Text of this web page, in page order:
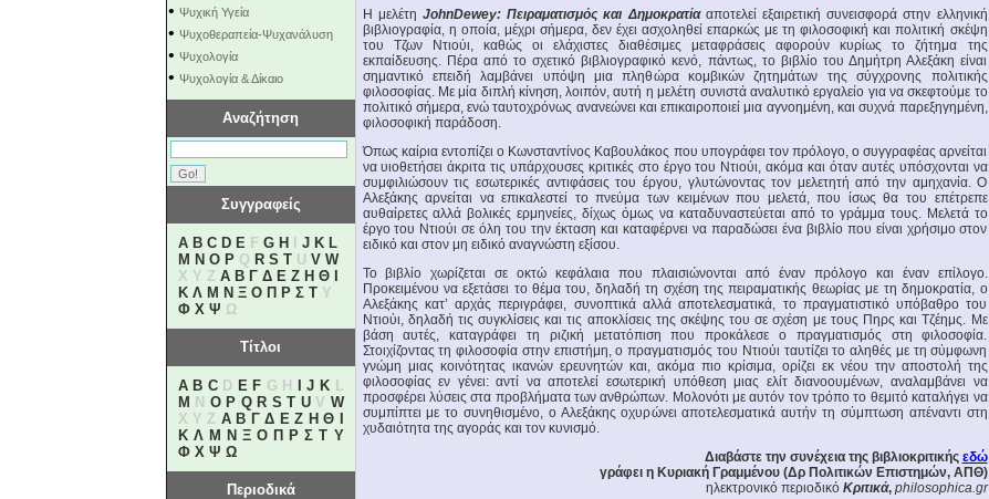
• Ψυχική Υγεία
• Ψυχοθεραπεία-Ψυχανάλυση
• Ψυχολογία
• Ψυχολογία & Δίκαιο
Αναζήτηση
Συγγραφείς
A B C D EF G H J K L
M N O PQ R S TU V W
X Y Z Α Β Γ Δ Ε Ζ Η Θ
Κ Λ Μ Ν Ξ Ο Π Ρ Σ ΤΥ
Φ Χ Ψ Ω
Τίτλοι
A B CD E F G H J KL
M N O P Q R S T UV W
X Y Z Α Β Γ Δ Ε Ζ Η Θ
Κ Λ Μ Ν Ξ Ο Π Ρ Σ Τ Υ
Φ Χ Ψ Ω
Περιοδικά
Η μελέτη JohnDewey: Πειραματισμός και Δημοκρατίααποτελεί εξαιρετική συνεισφορά στην ελληνική
βιβλιογραφία, η οποία, μέχρι σήμερα, δεν έχει ασχοληθεί επαρκώς με τη φιλοσοφική και πολιτική σκέψη
του Τζων Ντιούι, καθώς οι ελάχιστες διαθέσιμες μεταφράσεις αφορούν κυρίως το ζήτημα της
εκπαίδευσης. Πέρα από το σχετικό βιβλιογραφικό κενό, πάντως, το βιβλίο του Δημήτρη Αλεξάκη είναι
σημαντικό επειδή λαμβάνει υπόψη μια πληθώρα κομβικών ζητημάτων της σύγχρονης πολιτικής
φιλοσοφίας. Με μία διπλή κίνηση, λοιπόν, αυτή η μελέτη συνιστά αναλυτικό εργαλείο για να σκεφτούμε το
πολιτικό σήμερα, ενώ ταυτοχρόνως ανανεώνει και επικαιροποιεί μια αγνοημένη, και συχνά παρεξηγημένη,
φιλοσοφική παράδοση.
Όπως καίρια εντοπίζει ο Κωνσταντίνος Καβουλάκος που υπογράφει τον πρόλογο, ο συγγραφέας αρνείται
να υιοθετήσει άκριτα τις υπάρχουσες κριτικές στο έργο του Ντιούι, ακόμα και όταν αυτές υπόσχονται να
συμφιλιώσουν τις εσωτερικές αντιφάσεις του έργου, γλυτώνοντας τον μελετητή από την αμηχανία. Ο
Αλεξάκης αρνείται να επικαλεστεί το πνεύμα των κειμένων που μελετά, που ίσως θα του επέτρεπε
αυθαίρετες αλλά βολικές ερμηνείες, δίχως όμως να καταδυναστεύεται από το γράμμα τους. Μελετά το
έργο του Ντιούι σε όλη του την έκταση και καταφέρνει να παραδώσει ένα βιβλίο που είναι χρήσιμο στον
ειδικό και στον μη ειδικό αναγνώστη εξίσου.
Το βιβλίο χωρίζεται σε οκτώ κεφάλαια που πλαισιώνονται από έναν πρόλογο και έναν επίλογο.
Προκειμένου να εξετάσει το θέμα του, δηλαδή τη σχέση της πειραματικής θεωρίας με τη δημοκρατία, ο
Αλεξάκης κατ’ αρχάς περιγράφει, συνοπτικά αλλά αποτελεσματικά, το πραγματιστικό υπόβαθρο του
Ντιούι, δηλαδή τις συγκλίσεις και τις αποκλίσεις της σκέψης του σε σχέση με τους Πηρς και Τζέημς. Με
βάση αυτές, καταγράφει τη ριζική μετατόπιση που προκάλεσε ο πραγματισμός στη φιλοσοφία.
Στοιχίζοντας τη φιλοσοφία στην επιστήμη, ο πραγματισμός του Ντιούι ταυτίζει το αληθές με τη σύμφωνη
γνώμη μιας κοινότητας ικανών ερευνητών και, ακόμα πιο κρίσιμα, ορίζει εκ νέου την αποστολή της
φιλοσοφίας εν γένει: αντί να αποτελεί εσωτερική υπόθεση μιας ελίτ διανοουμένων, αναλαμβάνει να
προσφέρει λύσεις στα προβλήματα των ανθρώπων. Μολονότι με αυτόν τον τρόπο το θεμιτό καταλήγει να
συμπίπτει με το συνηθισμένο, ο Αλεξάκης οχυρώνει αποτελεσματικά αυτήν τη σύμπτωση απέναντι στη
χυδαιότητα της αγοράς και τον κυνισμό.
Διαβάστε την συνέχεια της βιβλιοκριτικής εδώ
γράφει η Κυριακή Γραμμένου (Δρ Πολιτικών Επιστημών, ΑΠΘ)
ηλεκτρονικό περιοδικό Κριτικά,philosophica.gr